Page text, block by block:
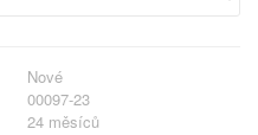
Nové
00097-23
24 měsíců